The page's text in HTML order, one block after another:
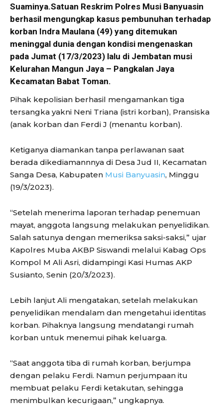
Suaminya.Satuan Reskrim Polres Musi Banyuasin
berhasil mengungkap kasus pembunuhan terhadap
korban Indra Maulana (49) yang ditemukan
meninggal dunia dengan kondisi mengenaskan
pada Jumat (17/3/2023) lalu di Jembatan musi
Kelurahan Mangun Jaya – Pangkalan Jaya
Kecamatan Babat Toman.
Pihak kepolisian berhasil mengamankan tiga
tersangka yakni Neni Triana (istri korban), Pransiska
(anak korban dan Ferdi J (menantu korban).
Ketiganya diamankan tanpa perlawanan saat
berada dikediamannnya di Desa Jud II, Kecamatan
Sanga Desa, Kabupaten Musi Banyuasin, Minggu
(19/3/2023).
“Setelah menerima laporan terhadap penemuan
mayat, anggota langsung melakukan penyelidikan.
Salah satunya dengan memeriksa saksi-saksi,” ujar
Kapolres Muba AKBP Siswandi melalui Kabag Ops
Kompol M Ali Asri, didampingi Kasi Humas AKP
Susianto, Senin (20/3/2023).
Lebih lanjut Ali mengatakan, setelah melakukan
penyelidikan mendalam dan mengetahui identitas
korban. Pihaknya langsung mendatangi rumah
korban untuk menemui pihak keluarga.
“Saat anggota tiba di rumah korban, berjumpa
dengan pelaku Ferdi. Namun perjumpaan itu
membuat pelaku Ferdi ketakutan, sehingga
menimbulkan kecurigaan,” ungkapnya.